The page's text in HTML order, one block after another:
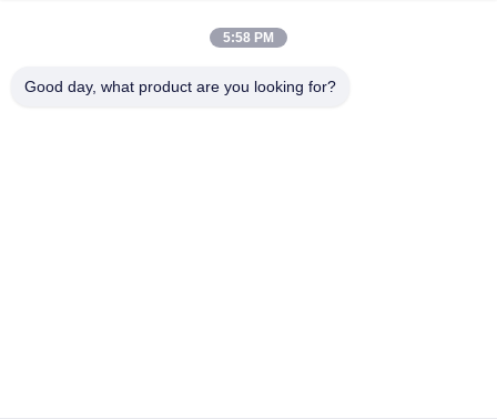
ISO3036 het analoge Typekarton doordringt
5:58 PM
Good day, what product are you looking for?